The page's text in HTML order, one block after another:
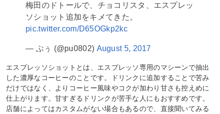
梅田のドトールで、チョコリスタ、エスプレッ
ソショット追加をキメてきた。
pic.twitter.com/D65OGkp2kc
— ぷぅ (@pu0802) August 5, 2017
エスプレッソショットとは、エスプレッソ専用のマシーンで抽出
した濃厚なコーヒーのことです。ドリンクに追加することで苦み
だけではなく、よりコーヒー風味やコクが加わり甘さも控えめに
仕上がります。甘すぎるドリンクが苦手な人にもおすすめです。
店舗によってはカスタムがない場合もあるので、直接聞いてみる